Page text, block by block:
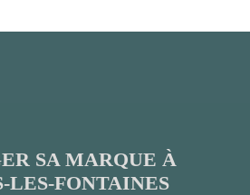
SA MARQUE À
LES-FONTAINES